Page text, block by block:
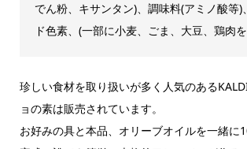
でん粉、キサンタン)、調味料(アミノ酸等)
ド色素、(一部に小麦、ごま、大豆、鶏肉
珍しい食材を取り扱いが多く人気のある
ョの素は販売されています。
お好みの具と本品、オリーブオイルを一緒に